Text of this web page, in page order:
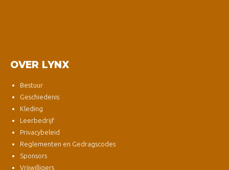
OVER LYNX
Bestuur
Geschiedenis
Kleding
Leerbedrijf
Privacybeleid
Reglementen en Gedragscodes
Sponsors
Vrijwilligers